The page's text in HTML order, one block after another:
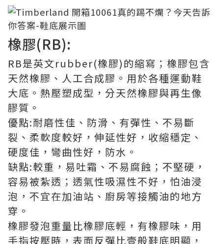
橡膠(RB):
RB是英文rubber(橡膠)的縮寫；橡膠包含
天然橡膠、人工合成膠。用於各種運動鞋
大底。熱壓塑成型，分天然橡膠與再生像
膠質。
優點:耐磨性佳、防滑、有彈性、不易斷
裂、柔軟度較好，伸延性好，收縮穩定、
硬度佳，彎曲性好，防水。
缺點:較重，易吐霜、不易腐蝕；不堅硬，
容易被紮透；透氣性吸濕性不好，怕油浸
泡，不宜在加油站、廚房等接觸油的地方
穿。
橡膠發泡重量比橡膠底輕，有橡膠味，用
手指按壓時，表面反彈比壹般鞋底明顯，